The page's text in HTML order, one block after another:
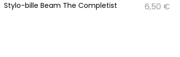
Stylo-bille Beam The Completist 6,50 €